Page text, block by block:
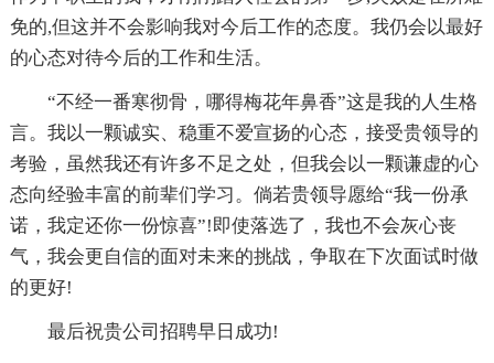
免的,但这并不会影响我对今后工作的态度。我仍会以最好
的心态对待今后的工作和生活。
“不经一番寒彻骨，哪得梅花年鼻香”这是我的人生格
言。我以一颗诚实、稳重不爱宣扬的心态，接受贵领导的
考验，虽然我还有许多不足之处，但我会以一颗谦虚的心
态向经验丰富的前辈们学习。倘若贵领导愿给“我一份承
诺，我定还你一份惊喜”!即使落选了，我也不会灰心丧
气，我会更自信的面对未来的挑战，争取在下次面试时做
的更好!
最后祝贵公司招聘早日成功!